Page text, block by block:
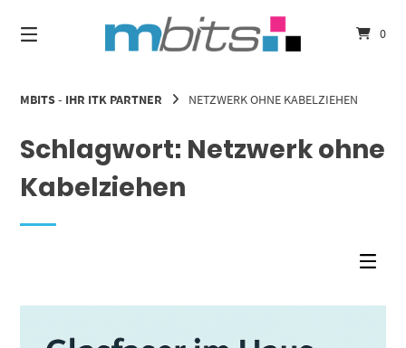
zum
Inhalt
0
MBITS - IHR ITK PARTNER NETZWERK OHNE KABELZIEHEN
Schlagwort: Netzwerk ohne
Kabelziehen